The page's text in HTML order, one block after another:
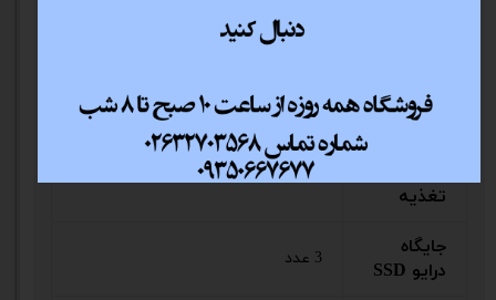
ROM
تغذیه
پایین
جایگاه
درایو SSD
3 عدد